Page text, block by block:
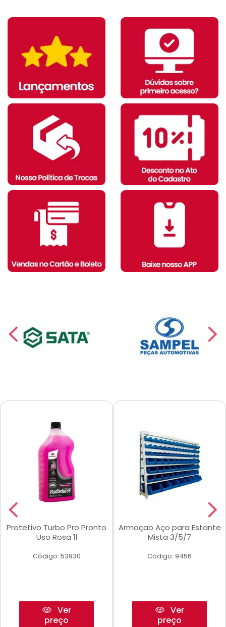
Protetivo Turbo Pro Pronto
Uso Rosa 1l
Código: 53930
Ver
preço
Armaçao Aço para Estante
Mista 3/5/7
Código: 9456
Ver
preço